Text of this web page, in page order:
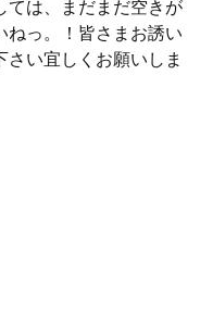
ては、まだまだ空きが
ねっ。！皆さまお誘い
さい宜しくお願いしま